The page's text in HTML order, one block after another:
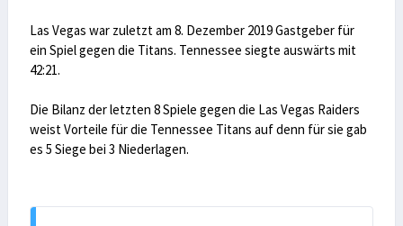
Las Vegas war zuletzt am 8. Dezember 2019 Gastgeber für
ein Spiel gegen die Titans. Tennessee siegte auswärts mit
42:21.
Die Bilanz der letzten 8 Spiele gegen die Las Vegas Raiders
weist Vorteile für die Tennessee Titans auf denn für sie gab
es 5 Siege bei 3 Niederlagen.